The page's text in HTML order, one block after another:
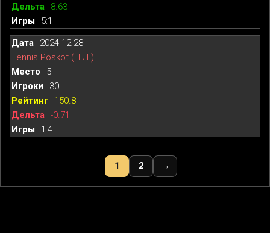
8.63
5:1
2024-12-28
Tennis Poskot ( ТЛ )
5
30
150.8
-0.71
1:4
1 2 →